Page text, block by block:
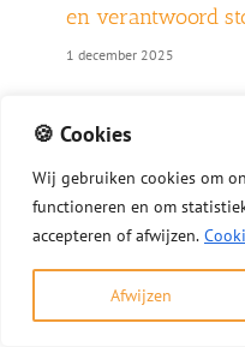
🍪 Cookies
Wij gebruiken cookies om
functioneren en om
accepteren of afwijzen.
Afwijzen
en verantwoord
1 december 2025
misschien genieten
de geldende regels.
kort samengevat
hout Laat de [...]